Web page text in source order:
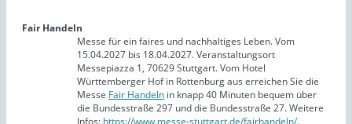
Fair Handeln
Messe für ein faires und nachhaltiges Leben. Vom
15.04.2027 bis 18.04.2027. Veranstaltungsort
Messepiazza 1, 70629 Stuttgart. Vom Hotel
Württemberger Hof in Rottenburg aus erreichen Sie die
Messe Fair Handeln in knapp 40 Minuten bequem über
die Bundesstraße 297 und die Bundesstraße 27. Weitere
Infos: https://www.messe-stuttgart.de/fairhandeln/.